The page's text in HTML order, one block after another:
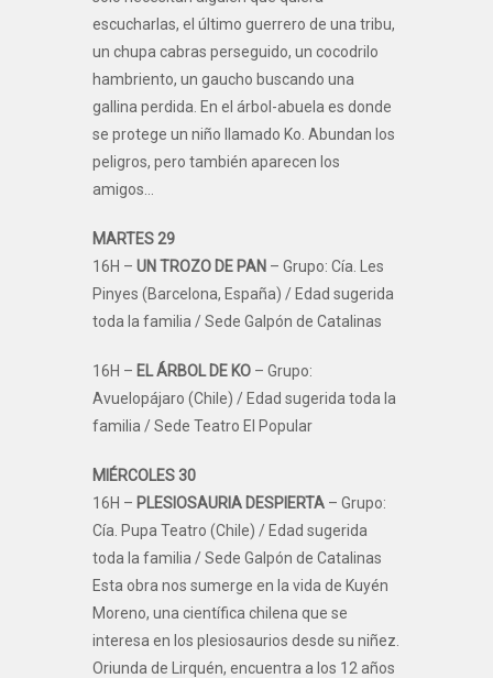
escucharlas, el último guerrero de una tribu,
un chupa cabras perseguido, un cocodrilo
hambriento, un gaucho buscando una
gallina perdida. En el árbol-abuela es donde
se protege un niño llamado Ko. Abundan los
peligros, pero también aparecen los
amigos…
MARTES 29
16H – UN TROZO DE PAN – Grupo: Cía. Les
Pinyes (Barcelona, España) / Edad sugerida
toda la familia / Sede Galpón de Catalinas
16H – EL ÁRBOL DE KO – Grupo:
Avuelopájaro (Chile) / Edad sugerida toda la
familia / Sede Teatro El Popular
MIÉRCOLES 30
16H – PLESIOSAURIA DESPIERTA – Grupo:
Cía. Pupa Teatro (Chile) / Edad sugerida
toda la familia / Sede Galpón de Catalinas
Esta obra nos sumerge en la vida de Kuyén
Moreno, una científica chilena que se
interesa en los plesiosaurios desde su niñez.
Oriunda de Lirquén, encuentra a los 12 años